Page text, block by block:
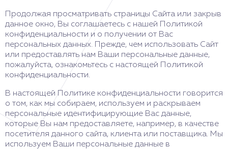
Продолжая просматривать страницы Сайта или закрыв
данное окно, Вы соглашаетесь с нашей Политикой
конфиденциальности и о получении от Вас
персональных данных. Прежде, чем использовать Сайт
или предоставлять нам Ваши персональные данные,
пожалуйста, ознакомьтесь с настоящей Политикой
конфиденциальности.
В настоящей Политике конфиденциальности говорится
о том, как мы собираем, используем и раскрываем
персональные идентифицирующие Вас данные,
которые Вы нам предоставляете, например, в качестве
посетителя данного сайта, клиента или поставщика. Мы
используем Ваши персональные данные в